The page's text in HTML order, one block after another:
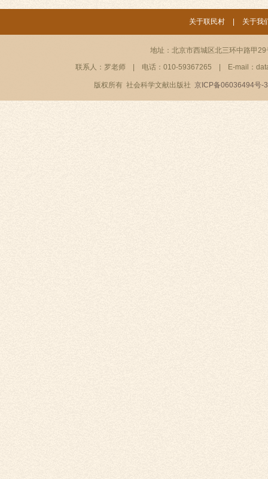
关于联民村 关于我
地址：北京市西城区北三环中路甲
联系人：罗老师
电话：010-59367265 E-mail：
版权所有 社会科学文献出版社京ICP备06036494号-